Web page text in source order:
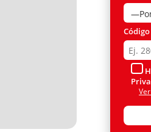
Por